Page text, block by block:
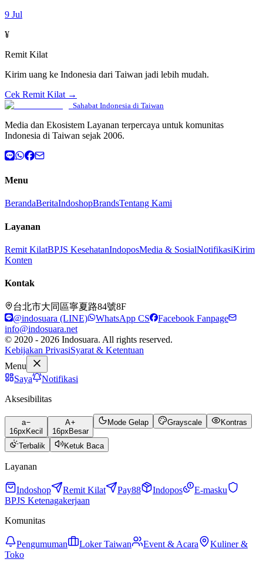
9 Jul
¥
Remit Kilat
Kirim uang ke Indonesia dari Taiwan jadi lebih mudah.
Cek Remit Kilat →
Sahabat Indonesia di Taiwan
Media dan Ekosistem Layanan terpercaya untuk komunitas
Indonesia di Taiwan sejak 2006.
Menu
BerandaBeritaIndoshopBrandsTentang Kami
Layanan
Remit KilatBPJS KesehatanIndoposMedia & SosialNotifikasiKirim
Konten
Kontak
台北市大同區寧夏路84號8F
@indosuara (LINE)
WhatsApp CS
Facebook Fanpage
info@indosuara.net
© 2020 - 2026 Indosuara. All rights reserved.
Kebijakan PrivasiSyarat & Ketentuan
Menu
Saya
Notifikasi
Aksesibilitas
a
16px Kecil
A
16px Besar
Mode Gelap Grayscale Kontras
Terbalik Ketuk Baca
Layanan
Indoshop Remit Kilat Pay88 Indopos
E-masku
BPJS Ketenagakerjaan
Komunitas
Pengumuman Loker Taiwan Event & Acara
Kuliner &
Toko